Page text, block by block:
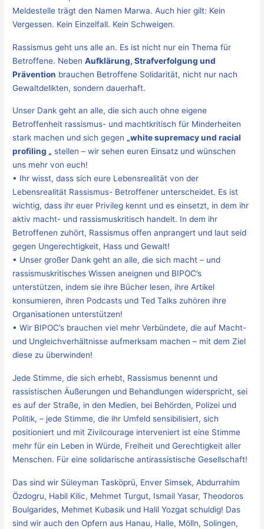
Meldestelle trägt den Namen Marwa. Auch hier gilt: Kein
Vergessen. Kein Einzelfall. Kein Schweigen.
Rassismus geht uns alle an. Es ist nicht nur ein Thema für
Betroffene. NebenAufklärung, Strafverfolgung und
Prävention brauchen Betroffene Solidarität, nicht nur nach
Gewaltdelikten, sondern dauerhaft.
Unser Dank geht an alle, die sich auch ohne eigene
Betroffenheit rassismus- und machtkritisch für Minderheiten
stark machen und sich gegen „white supremacy und racial
profiling „ stellen – wir sehen euren Einsatz und wünschen
uns mehr von euch!
• Ihr wisst, dass sich eure Lebensrealität von der
Lebensrealität Rassismus- Betroffener unterscheidet. Es ist
wichtig, dass ihr euer Privileg kennt und es einsetzt, in dem ihr
aktiv macht- und rassismuskritisch handelt. In dem ihr
Betroffenen zuhört, Rassismus offen anprangert und laut seid
gegen Ungerechtigkeit, Hass und Gewalt!
• Unser großer Dank geht an alle, die sich macht – und
rassismuskritisches Wissen aneignen und BIPOC’s
unterstützen, indem sie ihre Bücher lesen, ihre Artikel
konsumieren, ihren Podcasts und Ted Talks zuhören ihre
Organisationen unterstützen!
• Wir BIPOC’s brauchen viel mehr Verbündete, die auf Macht-
und Ungleichverhältnisse aufmerksam machen – mit dem Ziel
diese zu überwinden!
Jede Stimme, die sich erhebt, Rassismus benennt und
rassistischen Äußerungen und Behandlungen widerspricht, sei
es auf der Straße, in den Medien, bei Behörden, Polizei und
Politik, – jede Stimme, die ihr Umfeld sensibilisiert, sich
positioniert und mit Zivilcourage interveniert ist eine Stimme
mehr für ein Leben in Würde, Freiheit und Gerechtigkeit aller
Menschen. Für eine solidarische antirassistische Gesellschaft!
Das sind wir Süleyman Tasköprü, Enver Simsek, Abdurrahim
Özdogru, Habil Kilic, Mehmet Turgut, Ismail Yasar, Theodoros
Boulgarides, Mehmet Kubasik und Halil Yozgat schuldig! Das
sind wir auch den Opfern aus Hanau, Halle, Mölln, Solingen,